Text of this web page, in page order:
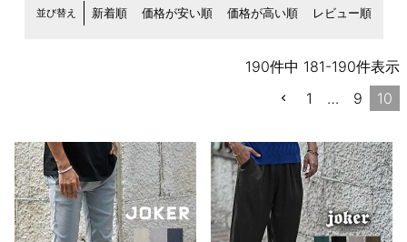
並び替え 新着順 価格が安い順 価格が高い順 レビュー順
190件中 181-190件表示
1
… 9 10